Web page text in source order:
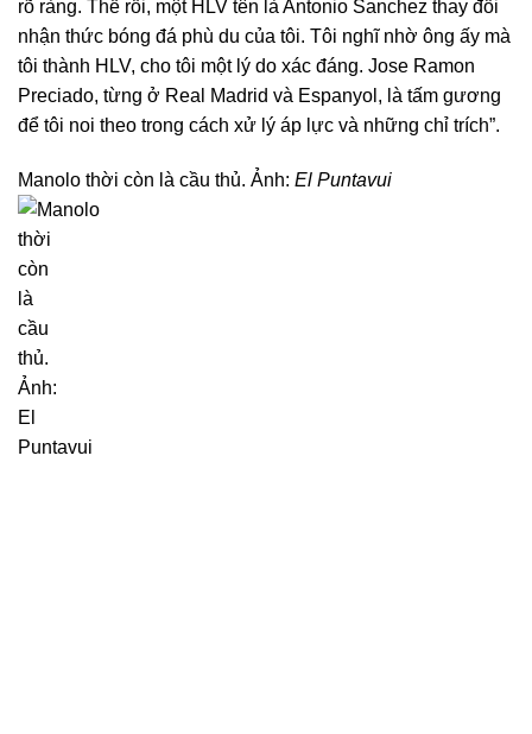
rõ ràng. Thế rồi, một HLV tên là Antonio Sanchez thay đổi
nhận thức bóng đá phù du của tôi. Tôi nghĩ nhờ ông ấy mà
tôi thành HLV, cho tôi một lý do xác đáng. Jose Ramon
Preciado, từng ở Real Madrid và Espanyol, là tấm gương
để tôi noi theo trong cách xử lý áp lực và những chỉ trích”.
Manolo thời còn là cầu thủ. Ảnh: El Puntavui